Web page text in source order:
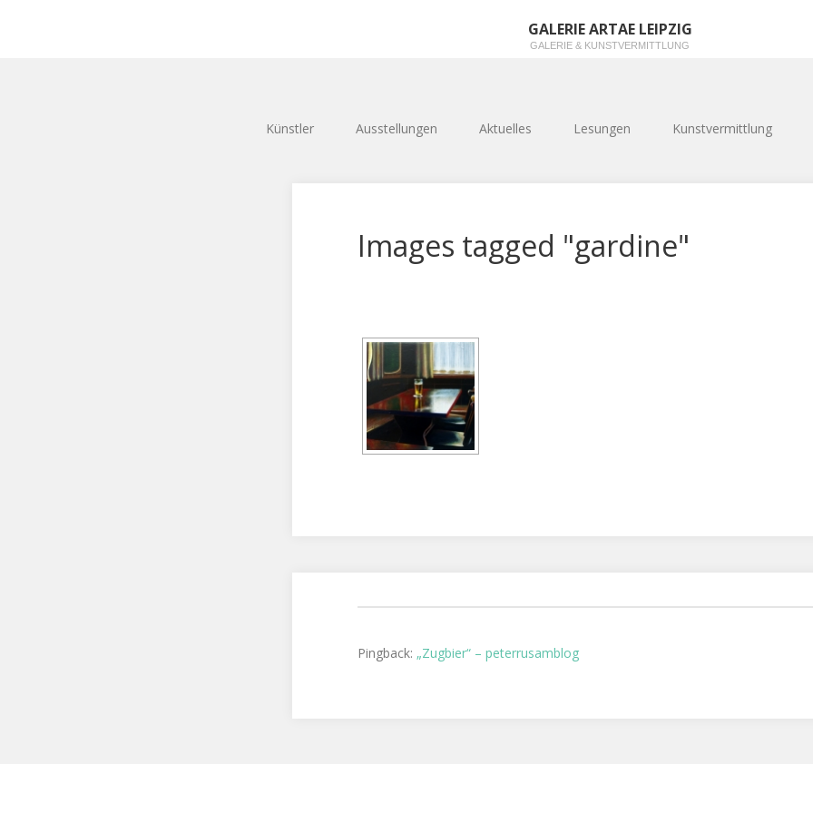
GALERIE ARTAE LEIPZIG
GALERIE & KUNSTVERMITTLUNG
Künstler Ausstellungen Aktuelles Lesungen Kunstvermittlung
Images tagged "gardine"
Pingback: „Zugbier“ – peterrusamblog